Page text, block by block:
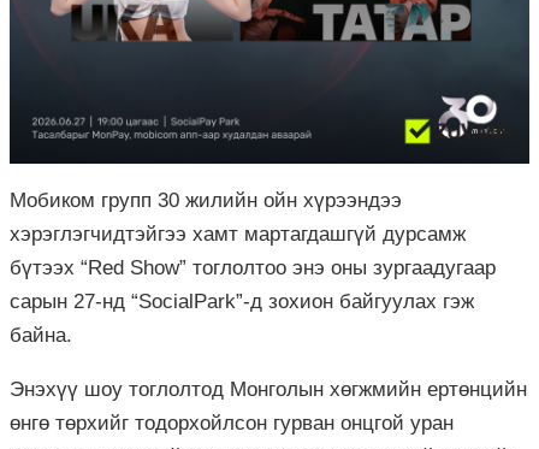
Мобиком групп 30 жилийн ойн хүрээндээ
хэрэглэгчидтэйгээ хамт мартагдашгүй дурсамж
бүтээх “Red Show” тоглолтоо энэ оны зургаадугаар
сарын 27-нд “SocialPark”-д зохион байгуулах гэж
байна.
Энэхүү шоу тоглолтод Монголын хөгжмийн ертөнцийн
өнгө төрхийг тодорхойлсон гурван онцгой уран